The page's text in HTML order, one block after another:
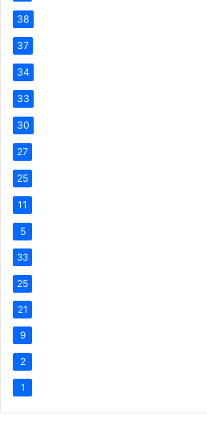
38
37
34
33
30
27
25
11
5
33
25
21
9
2
1